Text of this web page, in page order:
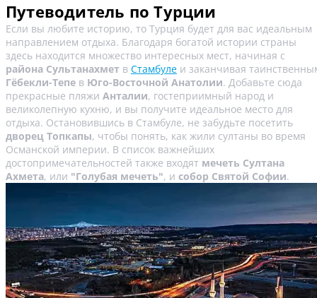
Путеводитель по Турции
Если вы любите историю, то Турция будет для вас идеальным
направлением отдыха. Благодаря богатой истории страны
здесь находится множество интересных мест, начиная с
района Сультанахмет в Стамбуле и заканчивая
Гёбекли-Тепе в Юго-Восточной Анатолии. Добавьте сюда
прекрасные пляжи Анталии, гостеприимный народ и
великолепную кухню, и вы получите идеальное место для
отдыха. Остановившись в Стамбуле, не забудьте посетить
дворец Топкапы, чтобы понять, как жили султаны во время
Османской империи. В список важнейших
достопримечательностей также входят мечеть Султана
Ахмета, или "Голубая мечеть", и собор Святой Софии.